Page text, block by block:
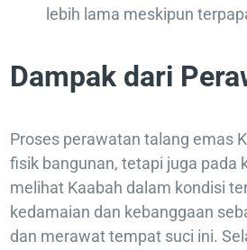
lebih lama meskipun
Dampak dari
Proses perawatan talang emas
fisik bangunan, tetapi juga pada
melihat Kaabah dalam kondisi
kedamaian dan kebanggaan
dan merawat tempat suci ini.